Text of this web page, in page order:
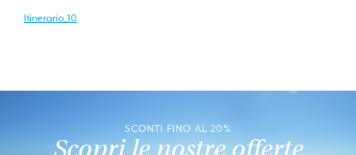
Itinerario_10
SCONTI FINO AL 20%